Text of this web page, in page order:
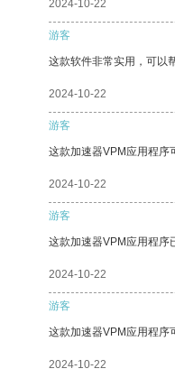
2024-10-22
游客
这款软件非常实用，可以
2024-10-22
游客
这款加速器VPM应用程序
2024-10-22
游客
这款加速器VPM应用程序
2024-10-22
游客
这款加速器VPM应用程序
2024-10-22